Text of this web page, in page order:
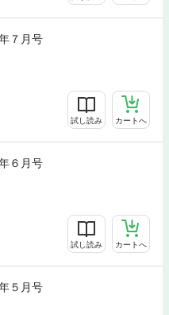
７月号
試し読み カートへ
６月号
試し読み カートへ
５月号